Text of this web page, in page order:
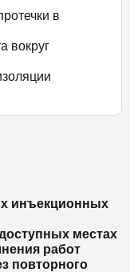
в
вокруг
инъекционных
местах
работ
повторного